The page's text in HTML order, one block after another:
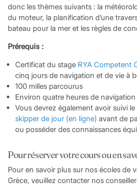
donc les thèmes suivants : la
du moteur, la planification d’une
bateau pour la mer et les règles de
Prérequis :
Certificat du stage RYA Competent
cinq jours de navigation et de vie à
100 milles parcourus
Environ quatre heures de
Vous devrez également avoir suivi le
skipper de jour (en ligne) avant de
ou posséder des connaissances
Pour réserver votre cours ou en
Pour en savoir plus sur nos écoles de
Grèce, veuillez contacter nos